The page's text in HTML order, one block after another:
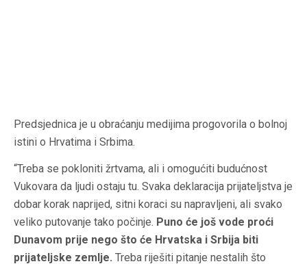
Predsjednica je u obraćanju medijima progovorila o bolnoj
istini o Hrvatima i Srbima.
“Treba se pokloniti žrtvama, ali i omogućiti budućnost
Vukovara da ljudi ostaju tu. Svaka deklaracija prijateljstva je
dobar korak naprijed, sitni koraci su napravljeni, ali svako
veliko putovanje tako počinje. Puno će još vode proći
Dunavom prije nego što će Hrvatska i Srbija biti
prijateljske zemlje. Treba riješiti pitanje nestalih što